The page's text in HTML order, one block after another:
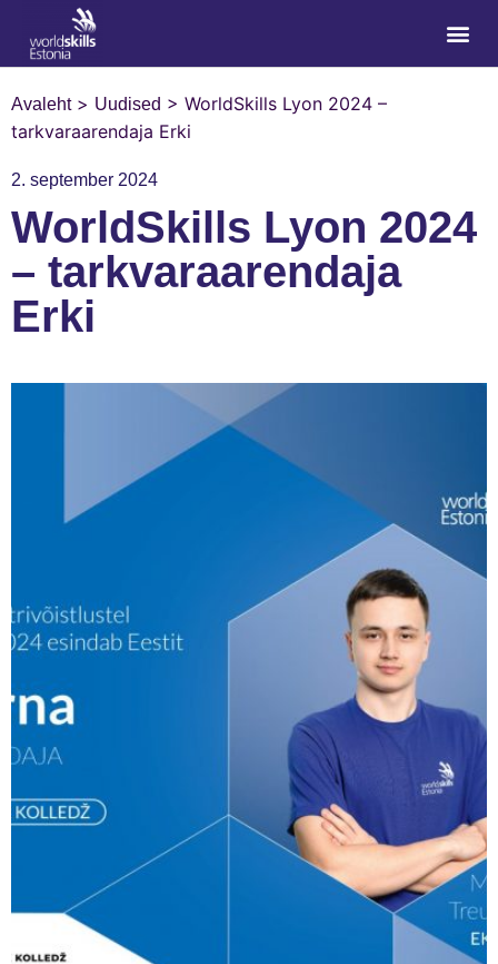
Avaleht> Uudised > WorldSkills Lyon 2024 –
tarkvaraarendaja Erki
2. september 2024
WorldSkills Lyon 2024
– tarkvaraarendaja
Erki